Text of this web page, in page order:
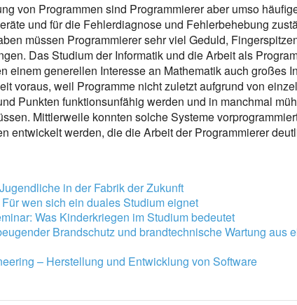
von Programmen sind Programmierer aber umso
und für die Fehlerdiagnose und Fehlerbehebung
müssen Programmierer sehr viel Geduld,
Das Studium der Informatik und die Arbeit als
einem generellen Interesse an Mathematik auch großes
voraus, weil Programme nicht zuletzt aufgrund von
Punkten funktionsunfähig werden und in manchmal
Mittlerweile konnten solche Systeme
entwickelt werden, die die Arbeit der Programmierer
in der Fabrik der Zukunft
wen sich ein duales Studium eignet
Was Kinderkriegen im Studium bedeutet
Brandschutz und brandtechnische Wartung aus
– Herstellung und Entwicklung von Software